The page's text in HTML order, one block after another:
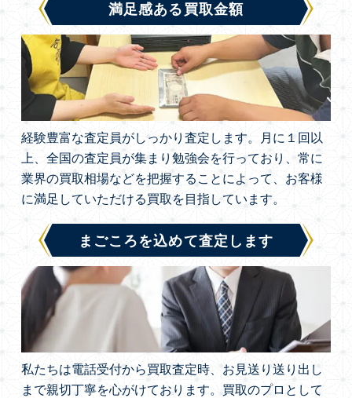
満足感ある買取金額
経験豊富な査定員がしっかり査定します。月に１回以
上、全国の査定員が集まり勉強会を行っており、常に
業界の買取相場などを把握することによって、お客様
に満足していただける買取を目指しています。
まごころを込めて査定します
私たちは電話受付から買取査定時、お見送り送り出し
まで親切丁寧を心がけております。買取のプロとして